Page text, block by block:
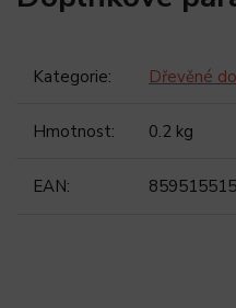
Kategorie: Dřevěné
Hmotnost: 0.2 kg
EAN: